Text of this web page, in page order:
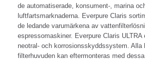
de automatiserade, konsument-, marina
luftfartsmarknaderna. Everpure Claris
de ledande varumärkena av
espressomaskiner. Everpure Claris ULTRA
neotral- och korrosionsskyddssystem. Alla
filterhuvuden kan eftermonteras med